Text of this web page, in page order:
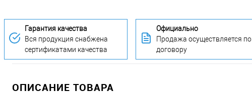
Гарантия качества
Вся продукция снабжена
сертификатами качества
Официально
Продажа осуществляется по
договору
ОПИСАНИЕ ТОВАРА